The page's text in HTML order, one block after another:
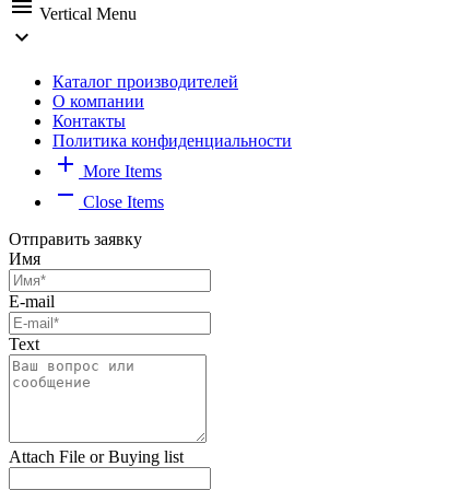
menu Vertical Menu
expand_more
Каталог производителей
О компании
Контакты
Политика конфиденциальности
add More Items
remove Close Items
Отправить заявку
Имя
E-mail
Text
Attach File or Buying list